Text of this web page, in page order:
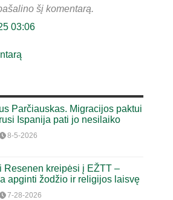
šį komentarą.
03:06
Parčiauskas. Migracijos paktui
Ispanija pati jo nesilaiko
8-5-2026
Resenen kreipėsi į EŽTT –
apginti žodžio ir religijos laisvę
7-28-2026